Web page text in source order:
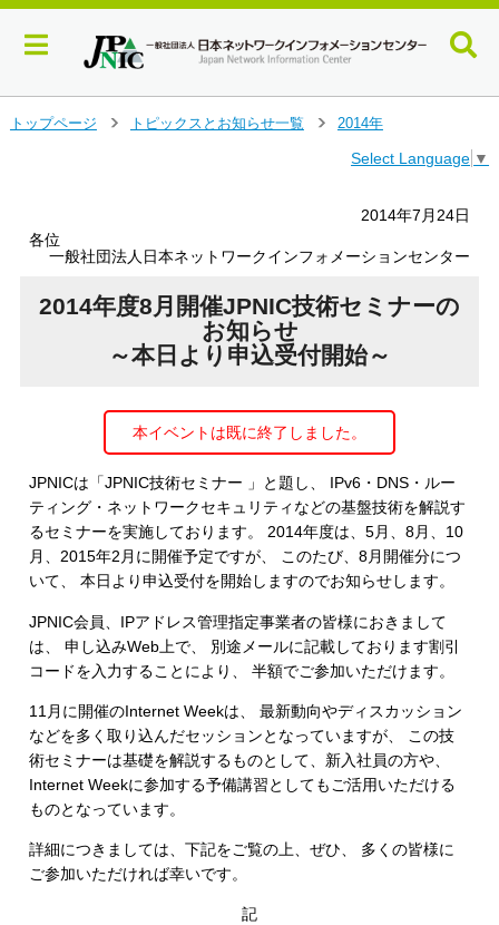
トップページ
トピックスとお知らせ一覧
2014年
Select Language ▼
2014年7月24日
各位
一般社団法人日本ネットワークインフォメーションセンター
2014年度8月開催JPNIC技術セミナーの
お知らせ
～本日より申込受付開始～
本イベントは既に終了しました。
JPNICは「JPNIC技術セミナー 」と題し、 IPv6・DNS・ルー
ティング・ネットワークセキュリティなどの基盤技術を解説す
るセミナーを実施しております。 2014年度は、5月、8月、10
月、2015年2月に開催予定ですが、 このたび、8月開催分につ
いて、 本日より申込受付を開始しますのでお知らせします。
JPNIC会員、IPアドレス管理指定事業者の皆様におきまして
は、 申し込みWeb上で、 別途メールに記載しております割引
コードを入力することにより、 半額でご参加いただけます。
11月に開催のInternet Weekは、 最新動向やディスカッション
などを多く取り込んだセッションとなっていますが、 この技
術セミナーは基礎を解説するものとして、新入社員の方や、
Internet Weekに参加する予備講習としてもご活用いただける
ものとなっています。
詳細につきましては、下記をご覧の上、ぜひ、 多くの皆様に
ご参加いただければ幸いです。
記